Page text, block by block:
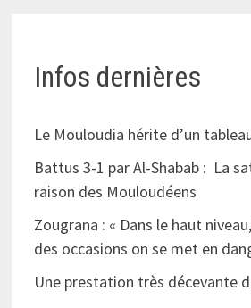
Infos dernières
Le Mouloudia hérite d’un
Battus 3-1 par Al-Shabab : La
raison des Mouloudéens
Zougrana : « Dans le haut
des occasions on se met en
Une prestation très décevante